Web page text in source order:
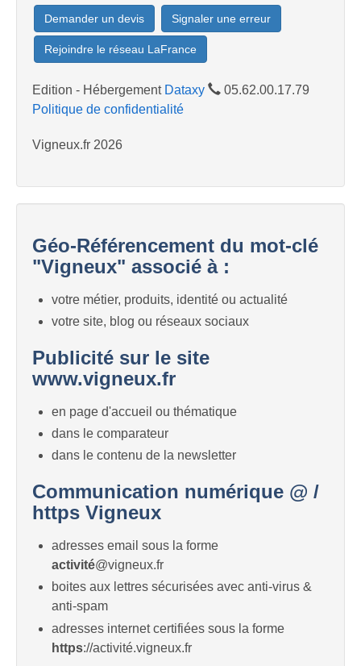
Demander un devis Signaler une erreur
Rejoindre le réseau LaFrance
Edition - Hébergement Dataxy
05.62.00.17.79
Politique de confidentialité
Vigneux.fr 2026
Géo-Référencement du mot-clé
"Vigneux" associé à :
votre métier, produits, identité ou actualité
votre site, blog ou réseaux sociaux
Publicité sur le site
www.vigneux.fr
en page d'accueil ou thématique
dans le comparateur
dans le contenu de la newsletter
Communication numérique @ /
https Vigneux
adresses email sous la forme
activité@vigneux.fr
boites aux lettres sécurisées avec anti-virus &
anti-spam
adresses internet certifiées sous la forme
https://activité.vigneux.fr